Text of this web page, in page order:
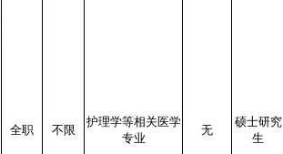
全职 不限
护理学等相关医学
专业
无
硕士研究
生